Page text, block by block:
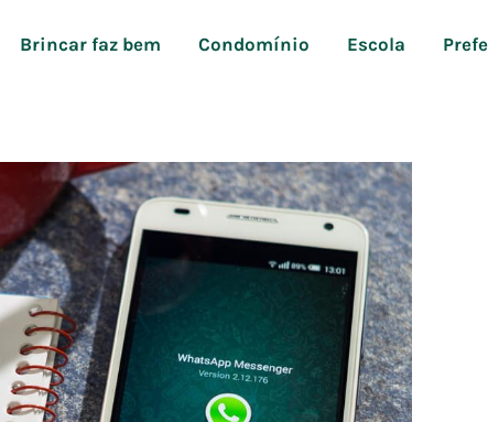
Brincar faz bem Condomínio Escola